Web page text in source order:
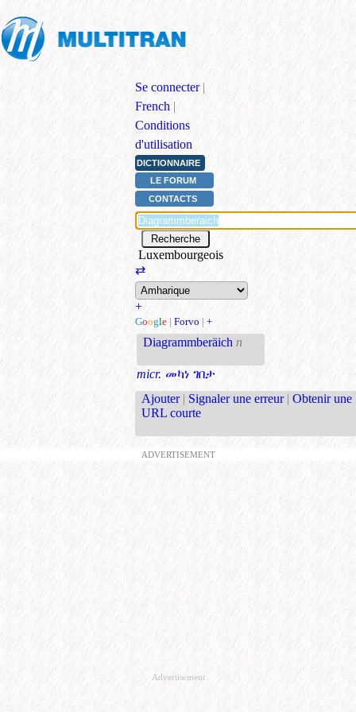
Se connecter |
French |
Conditions
d'utilisation
DICTIONNAIRE
LE FORUM
CONTACTS
Luxembourgeois
⇄
+
Google | Forvo | +
Diagrammberäich n
micr. መካነ ገበታ
Ajouter | Signaler une erreur | Obtenir une
URL courte
ADVERTISEMENT
Advertisement